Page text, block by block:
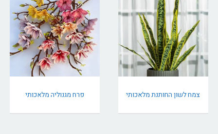
צמח לשון החותנת מלאכותי פרח מגנוליה מלאכותי